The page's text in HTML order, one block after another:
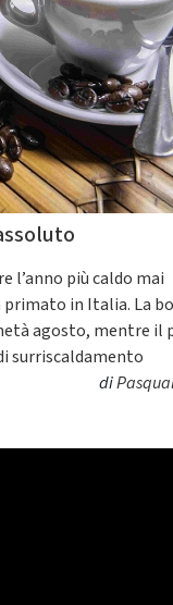
l’anno più caldo mai
in Italia. La
agosto, mentre il
surriscaldamento
di